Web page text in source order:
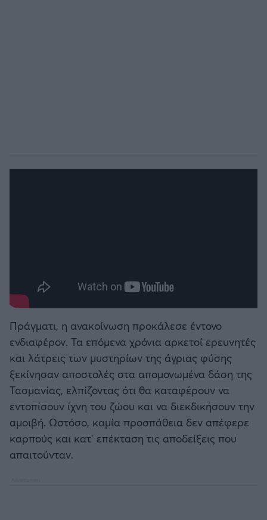
Πράγματι, η ανακοίνωση προκάλεσε έντονο
ενδιαφέρον. Τα επόμενα χρόνια αρκετοί ερευνητές
και λάτρεις των μυστηρίων της άγριας φύσης
ξεκίνησαν αποστολές στα απομονωμένα δάση της
Τασμανίας, ελπίζοντας ότι θα καταφέρουν να
εντοπίσουν ίχνη του ζώου και να διεκδικήσουν την
αμοιβή. Ωστόσο, καμία προσπάθεια δεν απέφερε
καρπούς και κατ' επέκταση τις αποδείξεις που
απαιτούνταν.